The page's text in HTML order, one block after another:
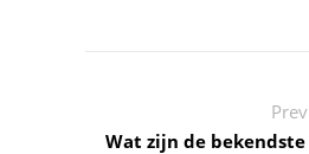
Wat zijn de